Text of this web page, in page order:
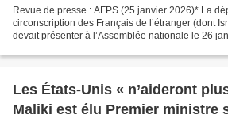
Revue de presse : AFPS (25 janvier 2026)* La
circonscription des Français de l’étranger (dont
devait présenter à l’Assemblée nationale le 26
Les États-Unis « n’aideront
Maliki est élu Premier ministre